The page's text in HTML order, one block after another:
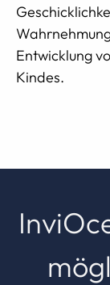
Entwicklung
Kindes.
InviOcean - machen alles